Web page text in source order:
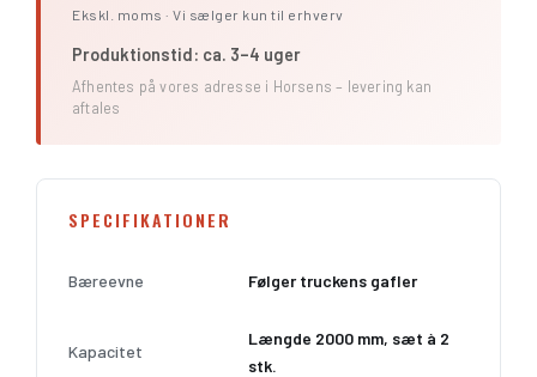
Ekskl. moms · Vi sælger kun til erhverv
Produktionstid: ca. 3–4 uger
Afhentes på vores adresse i Horsens – levering kan
aftales
SPECIFIKATIONER
Bæreevne Følger truckens gafler
Kapacitet
Længde 2000 mm, sæt à 2
stk.